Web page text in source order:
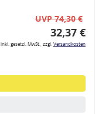
UVP 74,30 €
32,37 €
inkl. gesetzl. MwSt., zzgl.Versandkosten